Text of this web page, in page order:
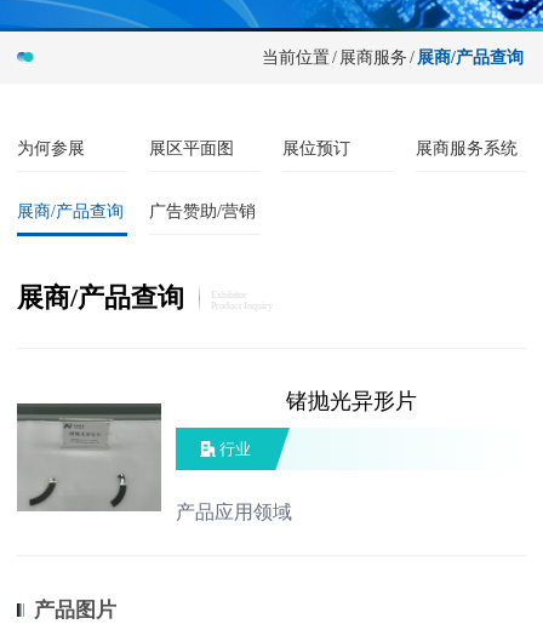
当前位置/ 展商服务 /展商/产品查询
为何参展 展区平面图 展位预订 展商服务系统
展商/产品查询 广告赞助/营销
展商/产品查询
Exhibitor
Product Inquiry
锗抛光异形片
行业
产品应用领域
产品图片